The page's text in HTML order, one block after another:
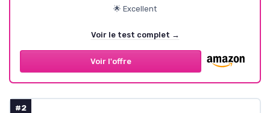
🌟 Excellent
Voir le test complet →
Voir l'offre
#2